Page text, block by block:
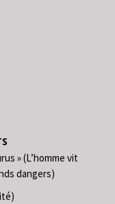
» (L’homme vit
dangers)